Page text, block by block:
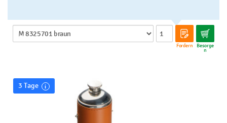
Fordern Besorge
n
3 Tage